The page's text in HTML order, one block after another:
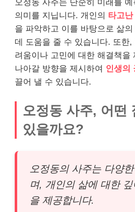
오정동 사주는 단순히 미래를
의미를 지닙니다. 개인의 타고난
을 파악하고 이를 바탕으로 삶
데 도움을 줄 수 있습니다. 또한,
려움이나 고민에 대한 해결책을
나아갈 방향을 제시하여 인생의
끌어 낼 수 있습니다.
오정동 사주, 어떤
있을까요?
오정동의 사주는 다양
며, 개인의 삶에 대한
을 제공합니다.